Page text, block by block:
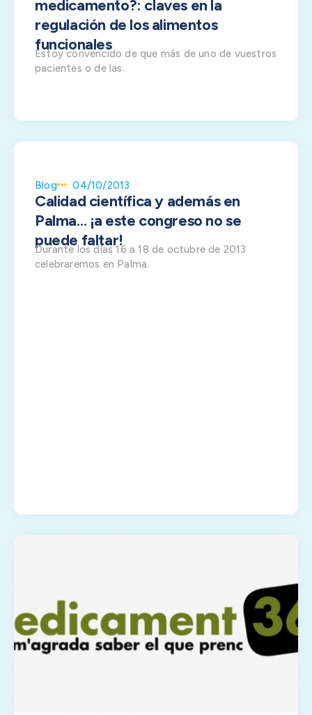
medicamento?: claves en la
regulación de los alimentos
funcionales
Estoy convencido de que más de uno de vuestros
pacientes o de las.
Blog 04/10/2013
Calidad científica y además en
Palma… ¡a este congreso no se
puede faltar!
Durante los días 16 a 18 de octubre de 2013
celebraremos en Palma.